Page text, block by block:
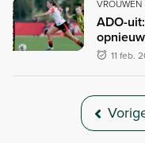
VROUWEN
ADO-
11 feb.